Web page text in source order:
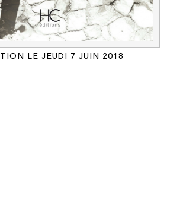
LE JEUDI 7 JUIN 2018